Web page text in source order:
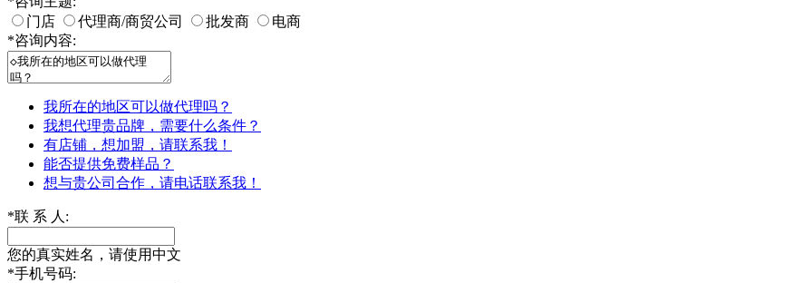
门店
代理商/商贸公司 批发商
电商
*咨询内容:
我所在的地区可以做代理吗？
我想代理贵品牌，需要什么条件？
有店铺，想加盟，请联系我！
能否提供免费样品？
想与贵公司合作，请电话联系我！
*联 系 人:
您的真实姓名，请使用中文
*手机号码: